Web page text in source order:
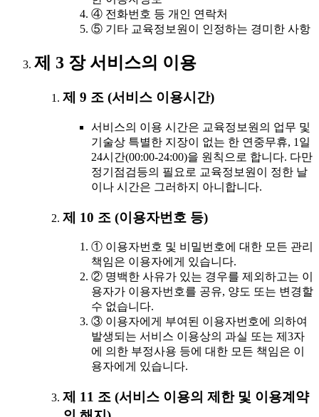
④ 전화번호 등 개인 연락처
⑤ 기타 교육정보원이 인정하는 경미한 사항
제 3 장 서비스의 이용
제 9 조 (서비스 이용시간)
서비스의 이용 시간은 교육정보원의 업무 및
기술상 특별한 지장이 없는 한 연중무휴, 1일
24시간(00:00-24:00)을 원칙으로 합니다. 다만
정기점검등의 필요로 교육정보원이 정한 날
이나 시간은 그러하지 아니합니다.
제 10 조 (이용자번호 등)
① 이용자번호 및 비밀번호에 대한 모든 관리
책임은 이용자에게 있습니다.
② 명백한 사유가 있는 경우를 제외하고는 이
용자가 이용자번호를 공유, 양도 또는 변경할
수 없습니다.
③ 이용자에게 부여된 이용자번호에 의하여
발생되는 서비스 이용상의 과실 또는 제3자
에 의한 부정사용 등에 대한 모든 책임은 이
용자에게 있습니다.
제 11 조 (서비스 이용의 제한 및 이용계약